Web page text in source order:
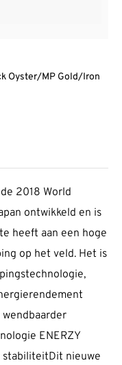
Oyster/MP Gold/Iron
2018 World
ontwikkeld en is
heeft aan een hoge
op het veld. Het is
ENERZY
stabiliteitDit nieuwe